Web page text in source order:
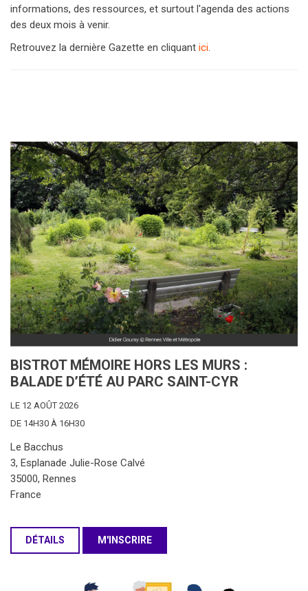
informations, des ressources, et surtout l'agenda des actions
des deux mois à venir.
Retrouvez la dernière Gazette en cliquant ici
BISTROT MÉMOIRE HORS LES MURS :
BALADE D’ÉTÉ AU PARC SAINT-CYR
LE 12 AOÛT 2026
DE 14H30 À 16H30
Le Bacchus
3, Esplanade Julie-Rose Calvé
35000, Rennes
France
DÉTAILS M'INSCRIRE